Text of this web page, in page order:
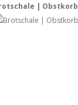
| Obstkorb